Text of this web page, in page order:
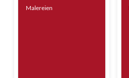
Malereien